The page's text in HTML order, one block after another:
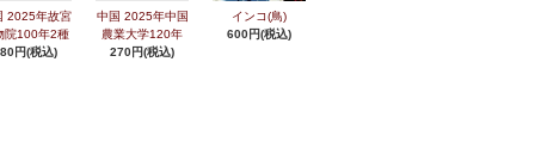
2025年故宮
院100年2種
円(税込)
中国 2025年中国
農業大学120年
270円(税込)
インコ(鳥)
600円(税込)